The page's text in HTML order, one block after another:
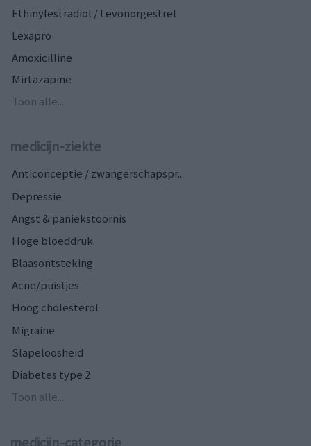
Ethinylestradiol / Levonorgestrel
Lexapro
Amoxicilline
Mirtazapine
Toon alle...
medicijn-ziekte
Anticonceptie / zwangerschapspr...
Depressie
Angst & paniekstoornis
Hoge bloeddruk
Blaasontsteking
Acne/puistjes
Hoog cholesterol
Migraine
Slapeloosheid
Diabetes type 2
Toon alle...
medicijn-categorie